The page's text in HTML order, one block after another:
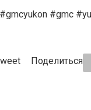
#gmc
Поделиться